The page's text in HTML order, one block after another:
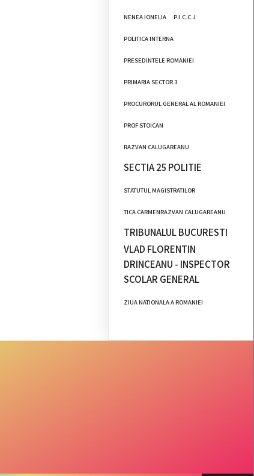
NENEA IONELIA P.I.C.C.J
POLITICA INTERNA
PRESEDINTELE ROMANIEI
PRIMARIA SECTOR 3
PROCURORUL GENERAL AL ROMANIEI
PROF STOICAN
RAZVAN CALUGAREANU
SECTIA 25 POLITIE
STATUTUL MAGISTRATILOR
TICA CARMENRAZVAN CALUGAREANU
TRIBUNALUL BUCURESTI
VLAD FLORENTIN
DRINCEANU - INSPECTOR
SCOLAR GENERAL
ZIUA NATIONALA A ROMANIEI